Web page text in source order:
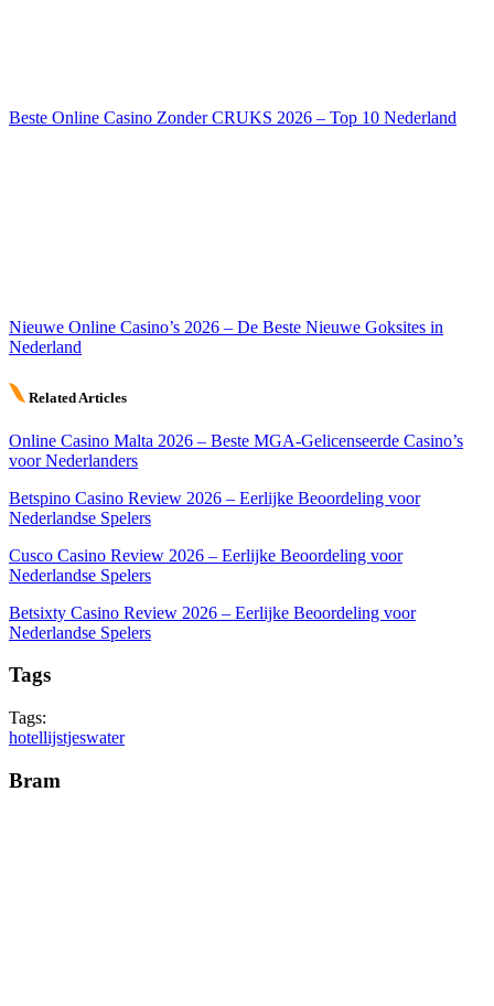
Beste Online Casino Zonder CRUKS 2026 – Top 10 Nederland
Nieuwe Online Casino’s 2026 – De Beste Nieuwe Goksites in
Nederland
Related Articles
Online Casino Malta 2026 – Beste MGA-Gelicenseerde Casino’s
voor Nederlanders
Betspino Casino Review 2026 – Eerlijke Beoordeling voor
Nederlandse Spelers
Cusco Casino Review 2026 – Eerlijke Beoordeling voor
Nederlandse Spelers
Betsixty Casino Review 2026 – Eerlijke Beoordeling voor
Nederlandse Spelers
Tags
Tags:
hotellijstjeswater
Bram